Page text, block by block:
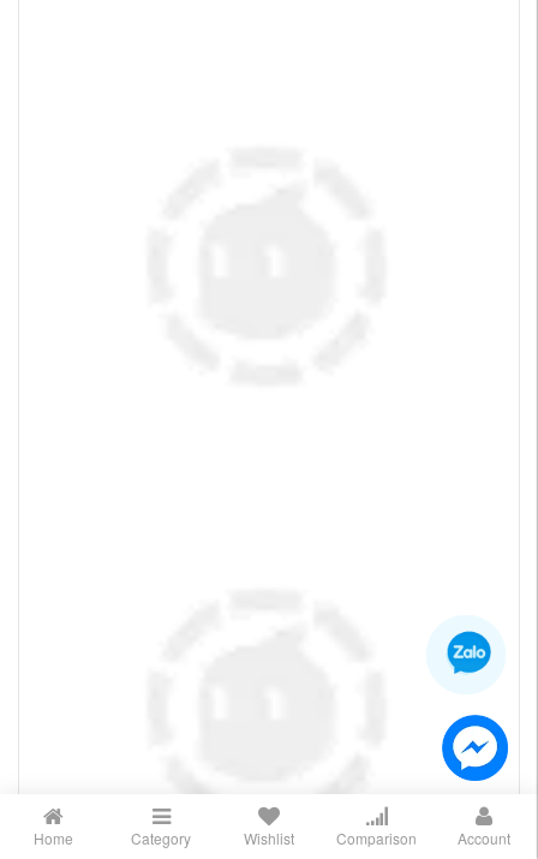
Home Category Wishlist Comparison Account